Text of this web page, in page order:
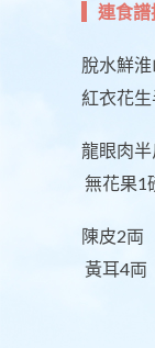
連食
脫水鮮
紅衣花
龍眼
無花果
陳皮2
黃耳4